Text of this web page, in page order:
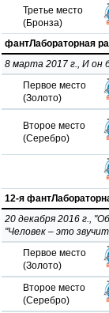
Третье место
(Бронза)
фантЛабораторная
8 марта 2017 г., И он
Первое место
(Золото)
Второе место
(Серебро)
12-я
20 декабря 2016 г.,
"Человек – это
Первое место
(Золото)
Второе место
(Серебро)